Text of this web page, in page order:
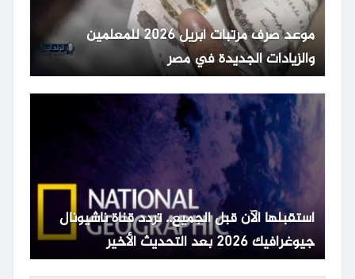
موعد صرف مرتبات أبريل 2026 للمعلمين
والزيادات الجديدة في مصر
استقبلها الآن قبل الجميع.. تردد قناة ناشيونال
جيوغرافيك 2026 بعد التحديث الأخير